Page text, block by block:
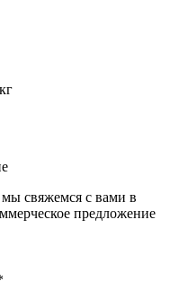
свяжемся с вами в
предложение